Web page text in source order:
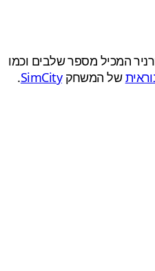
המכיל מספר שלבים וכמו
של המשחקSimCity
.